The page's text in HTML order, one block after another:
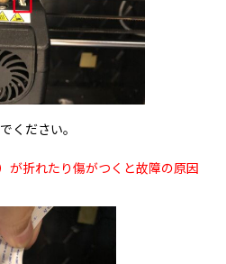
ください。
が折れたり傷がつくと故障の原因